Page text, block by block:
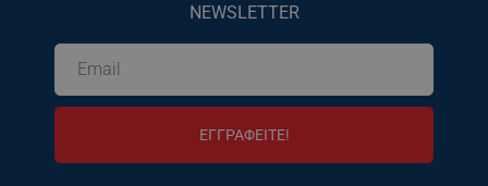
NEWSLETTER
ΕΓΓΡΑΦΕΙΤΕ!